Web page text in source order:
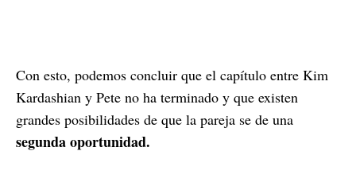
Con esto, podemos concluir que el capítulo entre Kim
Kardashian y Pete no ha terminado y que existen
grandes posibilidades de que la pareja se de una
segunda oportunidad.